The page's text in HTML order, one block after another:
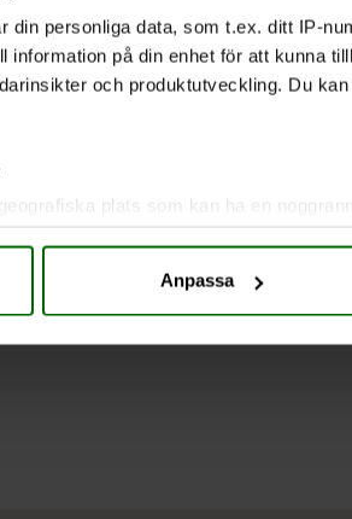
din personliga data, som t.ex. ditt IP-
på din enhet för att kunna
och produktutveckling. Du
plats som kan ha en
aktivt skanna den för specifika
helst från cookie-förklaringen.
anpassa innehållet och annonserna till
Vi vidarebefordrar även sådana
Anpassa